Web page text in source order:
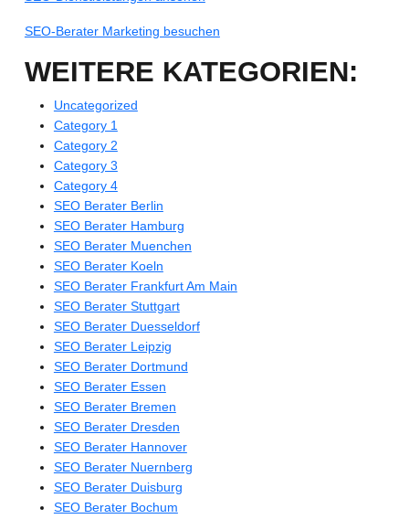
SEO-Berater Marketing besuchen
WEITERE KATEGORIEN:
Uncategorized
Category 1
Category 2
Category 3
Category 4
SEO Berater Berlin
SEO Berater Hamburg
SEO Berater Muenchen
SEO Berater Koeln
SEO Berater Frankfurt Am Main
SEO Berater Stuttgart
SEO Berater Duesseldorf
SEO Berater Leipzig
SEO Berater Dortmund
SEO Berater Essen
SEO Berater Bremen
SEO Berater Dresden
SEO Berater Hannover
SEO Berater Nuernberg
SEO Berater Duisburg
SEO Berater Bochum